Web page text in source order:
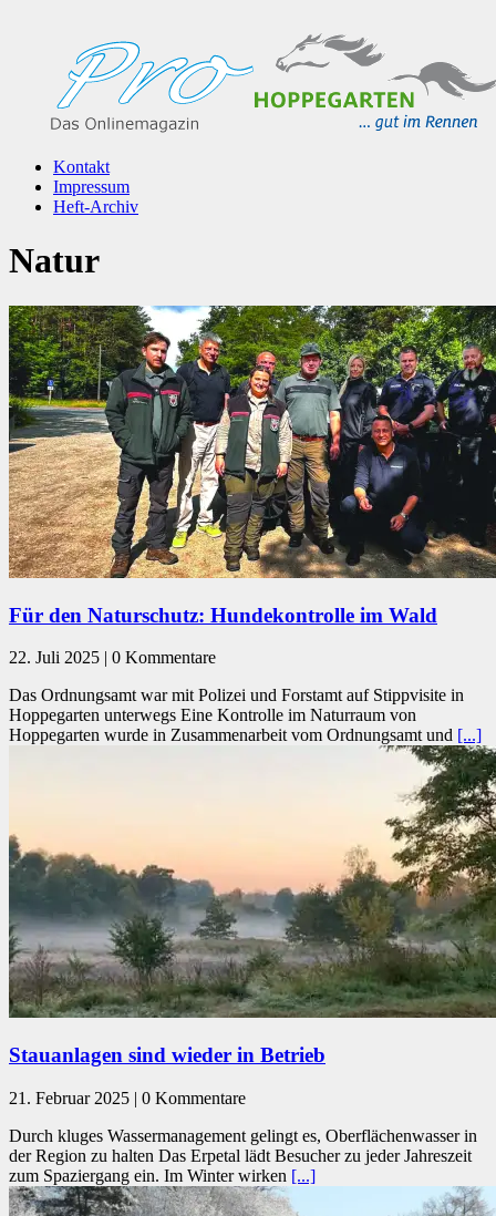
Kontakt
Impressum
Heft-Archiv
Natur
Für den Naturschutz: Hundekontrolle im Wald
22. Juli 2025 | 0 Kommentare
Das Ordnungsamt war mit Polizei und Forstamt auf Stippvisite in
Hoppegarten unterwegs Eine Kontrolle im Naturraum von
Hoppegarten wurde in Zusammenarbeit vom Ordnungsamt und [...]
Stauanlagen sind wieder in Betrieb
21. Februar 2025 | 0 Kommentare
Durch kluges Wassermanagement gelingt es, Oberflächenwasser in
der Region zu halten Das Erpetal lädt Besucher zu jeder Jahreszeit
zum Spaziergang ein. Im Winter wirken [...]